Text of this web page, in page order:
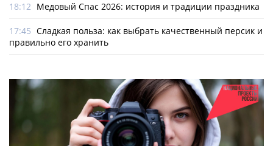
18:12 Медовый Спас 2026: история и традиции праздника
17:45 Сладкая польза: как выбрать качественный персик и
правильно его хранить